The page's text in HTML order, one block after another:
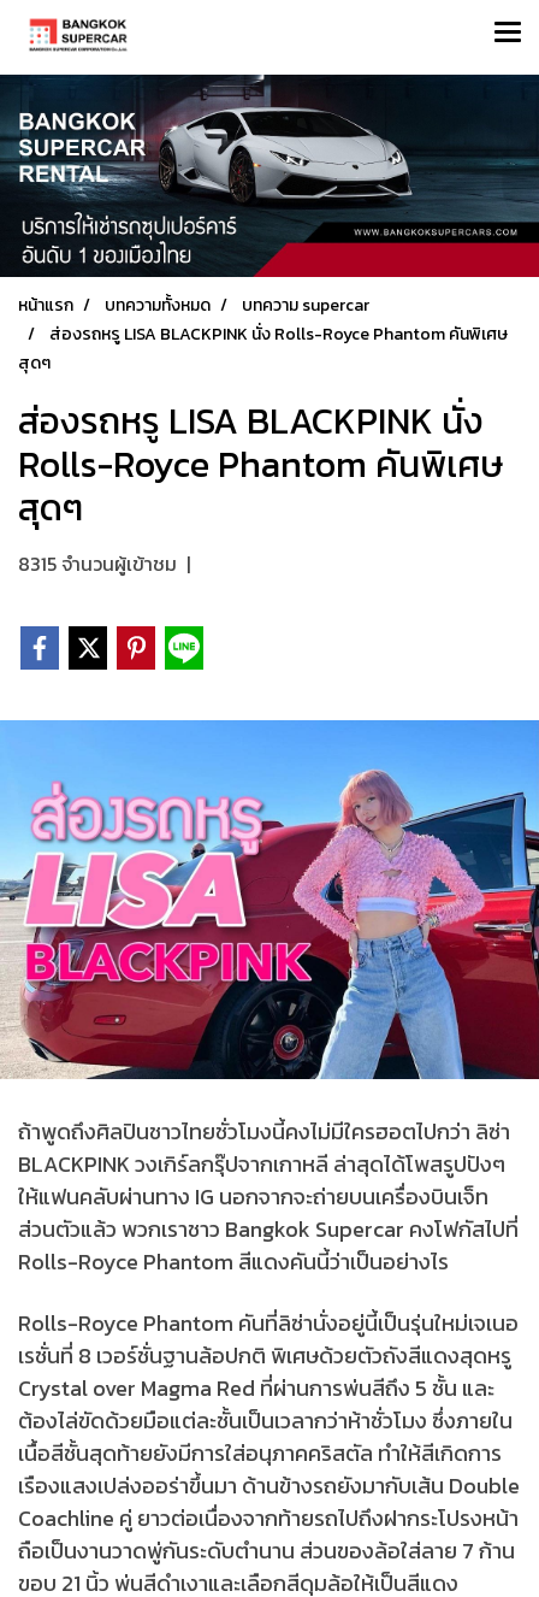
หน้าแรก บทความทั้งหมด
บทความ supercar
ส่องรถหรู LISA BLACKPINK นั่ง Rolls-Royce Phantom คันพิเศษ
สุดๆ
ส่องรถหรู LISA BLACKPINK นั่ง
Rolls-Royce Phantom คันพิเศษ
สุดๆ
8315 จำนวนผู้เข้าชม |
ถ้าพูดถึงศิลปินชาวไทยชั่วโมงนี้คงไม่มีใครฮอตไปกว่า ลิซ่า
BLACKPINK วงเกิร์ลกรุ๊ปจากเกาหลี ล่าสุดได้โพสรูปปังๆ
ให้แฟนคลับผ่านทาง IG นอกจากจะถ่ายบนเครื่องบินเจ็ท
ส่วนตัวแล้ว พวกเราชาว Bangkok Supercar คงโฟกัสไปที่
Rolls-Royce Phantom สีแดงคันนี้ว่าเป็นอย่างไร
Rolls-Royce Phantom คันที่ลิซ่านั่งอยู่นี้เป็นรุ่นใหม่เจเนอ
เรชั่นที่ 8 เวอร์ชั่นฐานล้อปกติ พิเศษด้วยตัวถังสีแดงสุดหรู
Crystal over Magma Red ที่ผ่านการพ่นสีถึง 5 ชั้น และ
ต้องไล่ขัดด้วยมือแต่ละชั้นเป็นเวลากว่าห้าชั่วโมง ซึ่งภายใน
เนื้อสีชั้นสุดท้ายยังมีการใส่อนุภาคคริสตัล ทำให้สีเกิดการ
เรืองแสงเปล่งออร่าขึ้นมา ด้านข้างรถยังมากับเส้น Double
Coachline คู่ ยาวต่อเนื่องจากท้ายรถไปถึงฝากระโปรงหน้า
ถือเป็นงานวาดพู่กันระดับตำนาน ส่วนของล้อใส่ลาย 7 ก้าน
ขอบ 21 นิ้ว พ่นสีดำเงาและเลือกสีดุมล้อให้เป็นสีแดง